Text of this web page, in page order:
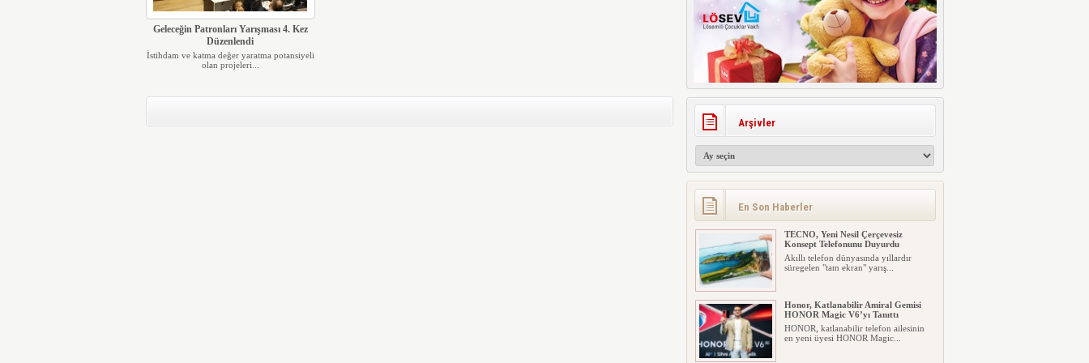
Geleceğin Patronları Yarışması 4. Kez
Düzenlendi
İstihdam ve katma değer yaratma potansiyeli
olan projeleri...
Arşivler
En Son Haberler
TECNO, Yeni Nesil Çerçevesiz
Konsept Telefonunu Duyurdu
Akıllı telefon dünyasında yıllardır
süregelen "tam ekran" yarış...
Honor, Katlanabilir Amiral Gemisi
HONOR Magic V6’yı Tanıttı
HONOR, katlanabilir telefon ailesinin
en yeni üyesi HONOR Magic...